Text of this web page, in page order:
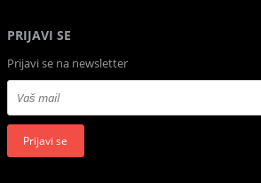
PRIJAVI SE
Prijavi se na newsletter
Prijavi se